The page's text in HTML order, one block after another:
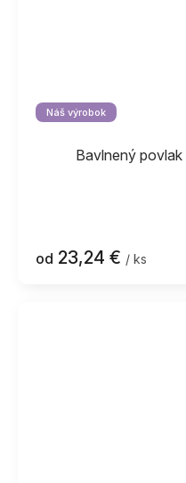
Náš výrobok
Bavlnený
od 23,24 € / ks